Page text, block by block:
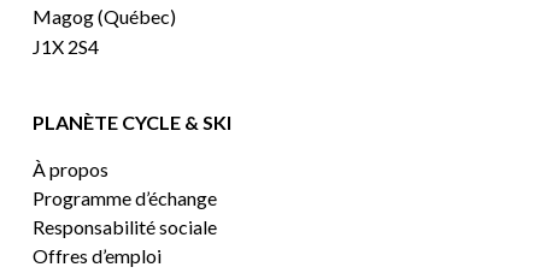
Magog (Québec)
J1X 2S4
PLANÈTE CYCLE & SKI
À propos
Programme d’échange
Responsabilité sociale
Offres d’emploi